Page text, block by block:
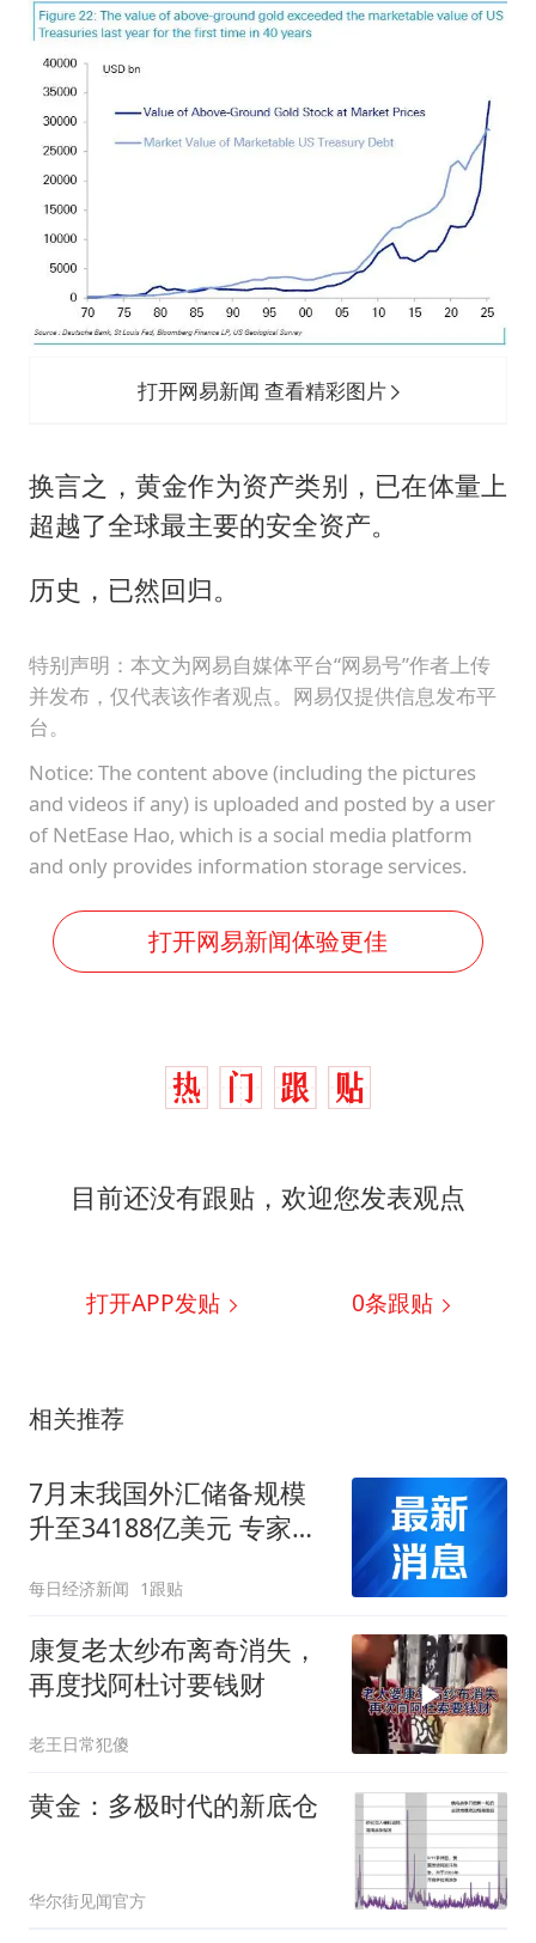
打开网易新闻 查看精彩图片
换言之，黄金作为资产类别，已在体量上
超越了全球最主要的安全资产。
历史，已然回归。
特别声明：本文为网易自媒体平台“网易号”作者上传
并发布，仅代表该作者观点。网易仅提供信息发布平
台。
Notice: The content above (including the pictures
and videos if any) is uploaded and posted by a user
of NetEase Hao, which is a social media platform
and only provides information storage services.
打开网易新闻体验更佳
目前还没有跟贴，欢迎您发表观点
打开APP发贴 0条跟贴
相关推荐
7月末我国外汇储备规模
升至34188亿美元 专家：
应，央行增持黄金仍是大
方向
每日经济新闻 1跟贴
康复老太纱布离奇消失，
再度找阿杜讨要钱财
老王日常犯傻
黄金：多极时代的新底仓
华尔街见闻官方